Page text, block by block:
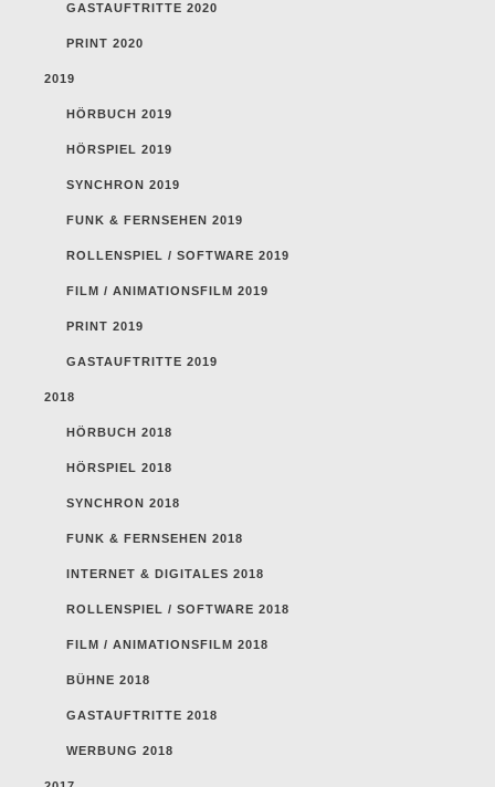
GASTAUFTRITTE 2020
PRINT 2020
2019
HÖRBUCH 2019
HÖRSPIEL 2019
SYNCHRON 2019
FUNK & FERNSEHEN 2019
ROLLENSPIEL / SOFTWARE 2019
FILM / ANIMATIONSFILM 2019
PRINT 2019
GASTAUFTRITTE 2019
2018
HÖRBUCH 2018
HÖRSPIEL 2018
SYNCHRON 2018
FUNK & FERNSEHEN 2018
INTERNET & DIGITALES 2018
ROLLENSPIEL / SOFTWARE 2018
FILM / ANIMATIONSFILM 2018
BÜHNE 2018
GASTAUFTRITTE 2018
WERBUNG 2018